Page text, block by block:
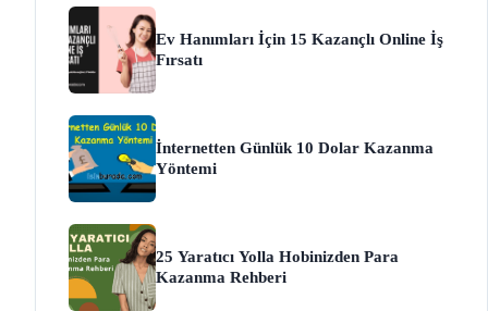
Ev Hanımları İçin 15 Kazançlı Online İş
Fırsatı
İnternetten Günlük 10 Dolar Kazanma
Yöntemi
25 Yaratıcı Yolla Hobinizden Para
Kazanma Rehberi